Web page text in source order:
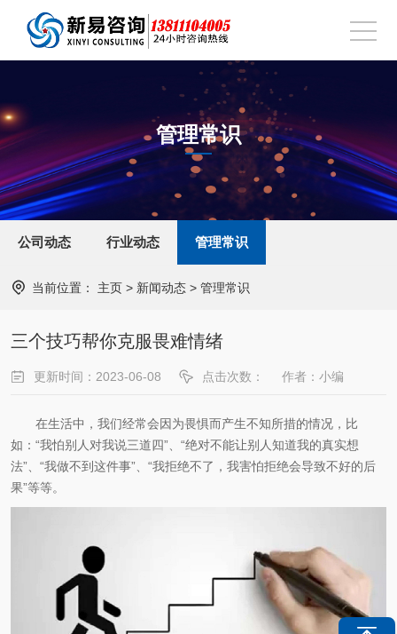
管理常识
公司动态 行业动态 管理常识
当前位置： 主页 > 新闻动态 > 管理常识
三个技巧帮你克服畏难情绪
更新时间：2023-06-08 点击次数： 作者：小编
在生活中，我们经常会因为畏惧而产生不知所措的情况，比
如：“我怕别人对我说三道四”、“绝对不能让别人知道我的真实想
法”、“我做不到这件事”、“我拒绝不了，我害怕拒绝会导致不好的后
果”等等。